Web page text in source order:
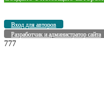
Вход для авторов
Разработчик и администратор сайта
777